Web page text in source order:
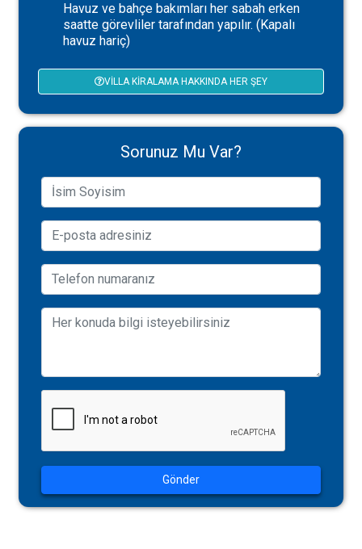
Havuz ve bahçe bakımları her sabah erken
saatte görevliler tarafından yapılır. (Kapalı
havuz hariç)
VILLA KIRALAMA HAKKINDA HER ŞEY
Sorunuz Mu Var?
Gönder